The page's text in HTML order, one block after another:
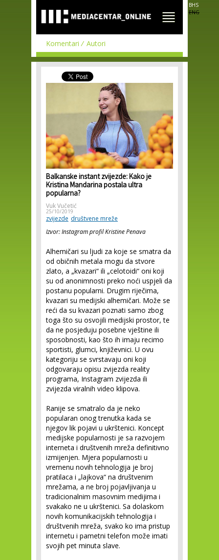
main
content
BHS
ENG
Komentari Autori
Balkanske instant zvijezde: Kako je
Kristina Mandarina postala ultra
popularna?
Vuk Vučetić
25/10/2019
zvijezde društvene mreže
Izvor: Instagram profil Kristine Penava
Alhemičari su ljudi za koje se smatra da
od običnih metala mogu da stvore
zlato, a „kvazari“ ili „celotoidi“ oni koji
su od anonimnosti preko noći uspjeli da
postanu popularni. Drugim riječima,
kvazari su medijski alhemičari. Može se
reći da su kvazari poznati samo zbog
toga što su osvojili medijski prostor, te
da ne posjeduju posebne vještine ili
sposobnosti, kao što ih imaju recimo
sportisti, glumci, književnici. U ovu
kategoriju se svrstavaju oni koji
odgovaraju opisu zvijezda reality
programa, Instagram zvijezda ili
zvijezda viralnih video klipova.
Ranije se smatralo da je neko
popularan onog trenutka kada se
njegov lik pojavi u ukrštenici. Koncept
medijske popularnosti je sa razvojem
interneta i društvenih mreža definitivno
izmijenjen. Mjera popularnosti u
vremenu novih tehnologija je broj
pratilaca i „lajkova“ na društvenim
mrežama, a ne broj pojavljivanja u
tradicionalnim masovnim medijima i
svakako ne u ukrštenici. Sa dolaskom
novih komunikacijskih tehnologija i
društvenih mreža, svako ko ima pristup
internetu i pametni telefon može imati
svojih pet minuta slave.